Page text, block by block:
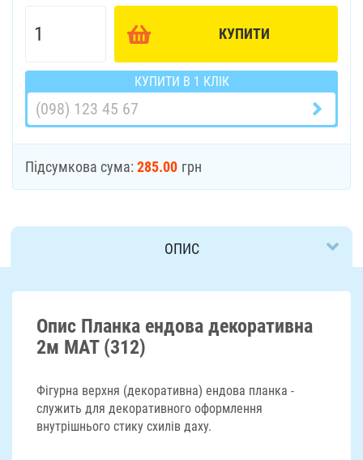
КУПИТИ
КУПИТИ В 1 КЛІК
Підсумкова сума: 285.00 грн
ОПИС
ДОСТАВКА
Опис Планка ендова декоративна
2м МАТ (312)
Фігурна верхня (декоративна) ендова планка -
служить для декоративного оформлення
внутрішнього стику схилів даху.